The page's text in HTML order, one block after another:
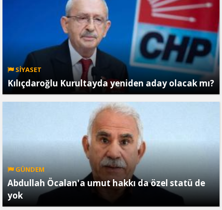
SİYASET
Kılıçdaroğlu Kurultayda yeniden aday olacak mı?
GÜNDEM
Abdullah Öcalan'a umut hakkı da özel statü de
yok